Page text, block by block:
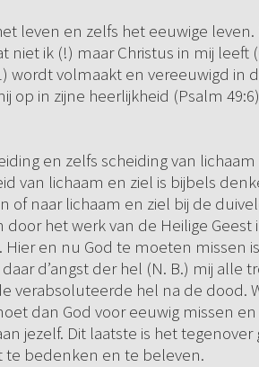
leven en zelfs het eeuwige
niet ik (!) maar Christus in mij leeft
wordt volmaakt en vereeuwigd in
op in zijne heerlijkheid (Psalm
en zelfs scheiding van
van lichaam en ziel is bijbels
of naar lichaam en ziel bij de
door het werk van de Heilige
en nu God te moeten missen
d’angst der hel (N. B.) mij alle
verabsoluteerde hel na de dood.
dan God voor eeuwig missen
jezelf. Dit laatste is het
te bedenken en te beleven.